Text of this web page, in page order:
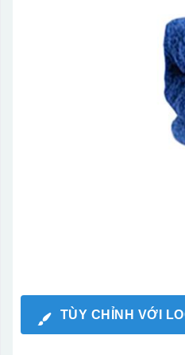
TÙY CHỈNH VỚI